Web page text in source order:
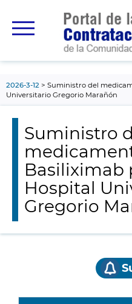
principal
2026-3-12
Suministro del
Universitario Gregorio Marañón
Suministro
Basiliximab
Hospital
Gregorio